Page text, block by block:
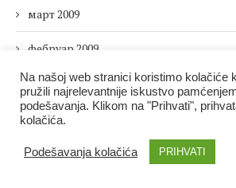
март 2009
фебруар 2009
јануар 2009
децембар 2008
новембар 2008
Na našoj web stranici koristimo kolačiće
pružili najrelevantnije iskustvo
podešavanja. Klikom na "Prihvati",
kolačića.
Podešavanja kolačića PRIHVATI